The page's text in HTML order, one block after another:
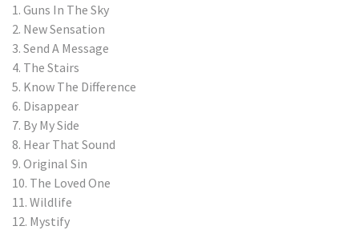
1. Guns In The Sky
2. New Sensation
3. Send A Message
4. The Stairs
5. Know The Difference
6. Disappear
7. By My Side
8. Hear That Sound
9. Original Sin
10. The Loved One
11. Wildlife
12. Mystify